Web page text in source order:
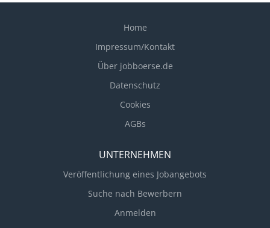
Home
Impressum/Kontakt
Über jobboerse.de
Datenschutz
Cookies
AGBs
UNTERNEHMEN
Veröffentlichung eines Jobangebots
Suche nach Bewerbern
Anmelden